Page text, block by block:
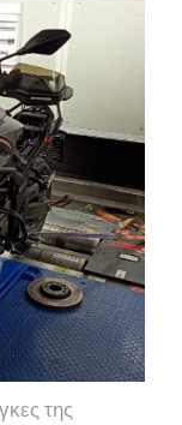
της